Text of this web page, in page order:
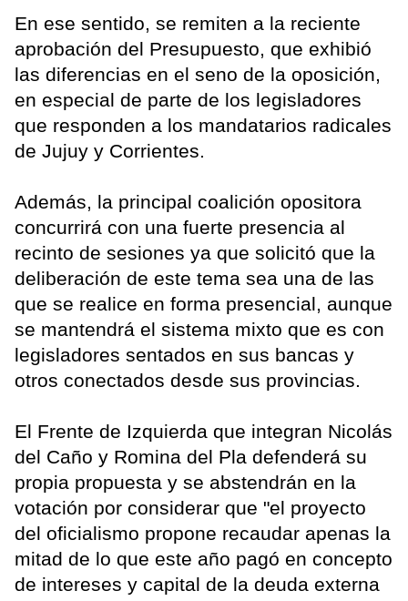
En ese sentido, se remiten a la reciente
aprobación del Presupuesto, que exhibió
las diferencias en el seno de la oposición,
en especial de parte de los legisladores
que responden a los mandatarios radicales
de Jujuy y Corrientes.
Además, la principal coalición opositora
concurrirá con una fuerte presencia al
recinto de sesiones ya que solicitó que la
deliberación de este tema sea una de las
que se realice en forma presencial, aunque
se mantendrá el sistema mixto que es con
legisladores sentados en sus bancas y
otros conectados desde sus provincias.
El Frente de Izquierda que integran Nicolás
del Caño y Romina del Pla defenderá su
propia propuesta y se abstendrán en la
votación por considerar que "el proyecto
del oficialismo propone recaudar apenas la
mitad de lo que este año pagó en concepto
de intereses y capital de la deuda externa